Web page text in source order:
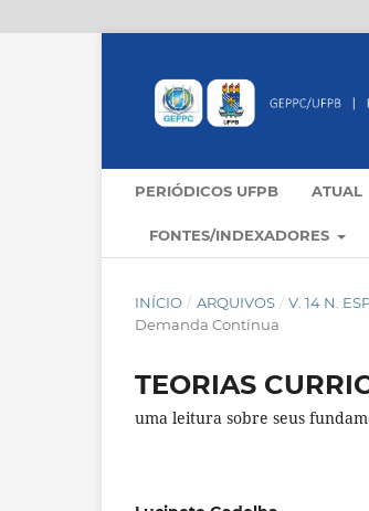
PERIÓDICOS UFPB ATUAL
FONTES/INDEXADORES
INÍCIO / ARQUIVOS / V. 14 N.
Demanda Contínua
TEORIAS
uma leitura sobre seus